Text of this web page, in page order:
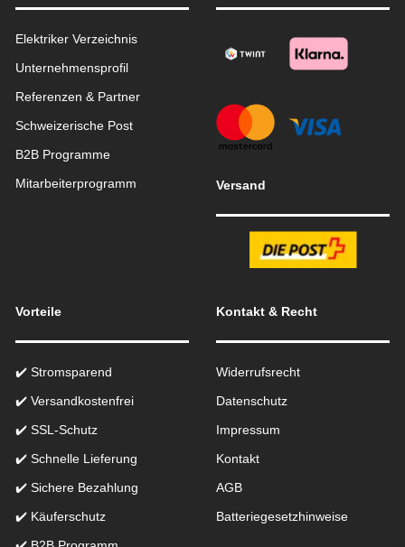
Elektriker Verzeichnis
Unternehmensprofil
Referenzen & Partner
Schweizerische Post
B2B Programme
Mitarbeiterprogramm
Versand
Vorteile
✔️ Stromsparend
✔️ Versandkostenfrei
✔️ SSL-Schutz
✔️ Schnelle Lieferung
✔️ Sichere Bezahlung
✔️ Käuferschutz
Kontakt & Recht
Widerrufsrecht
Datenschutz
Impressum
Kontakt
AGB
Batteriegesetzhinweise